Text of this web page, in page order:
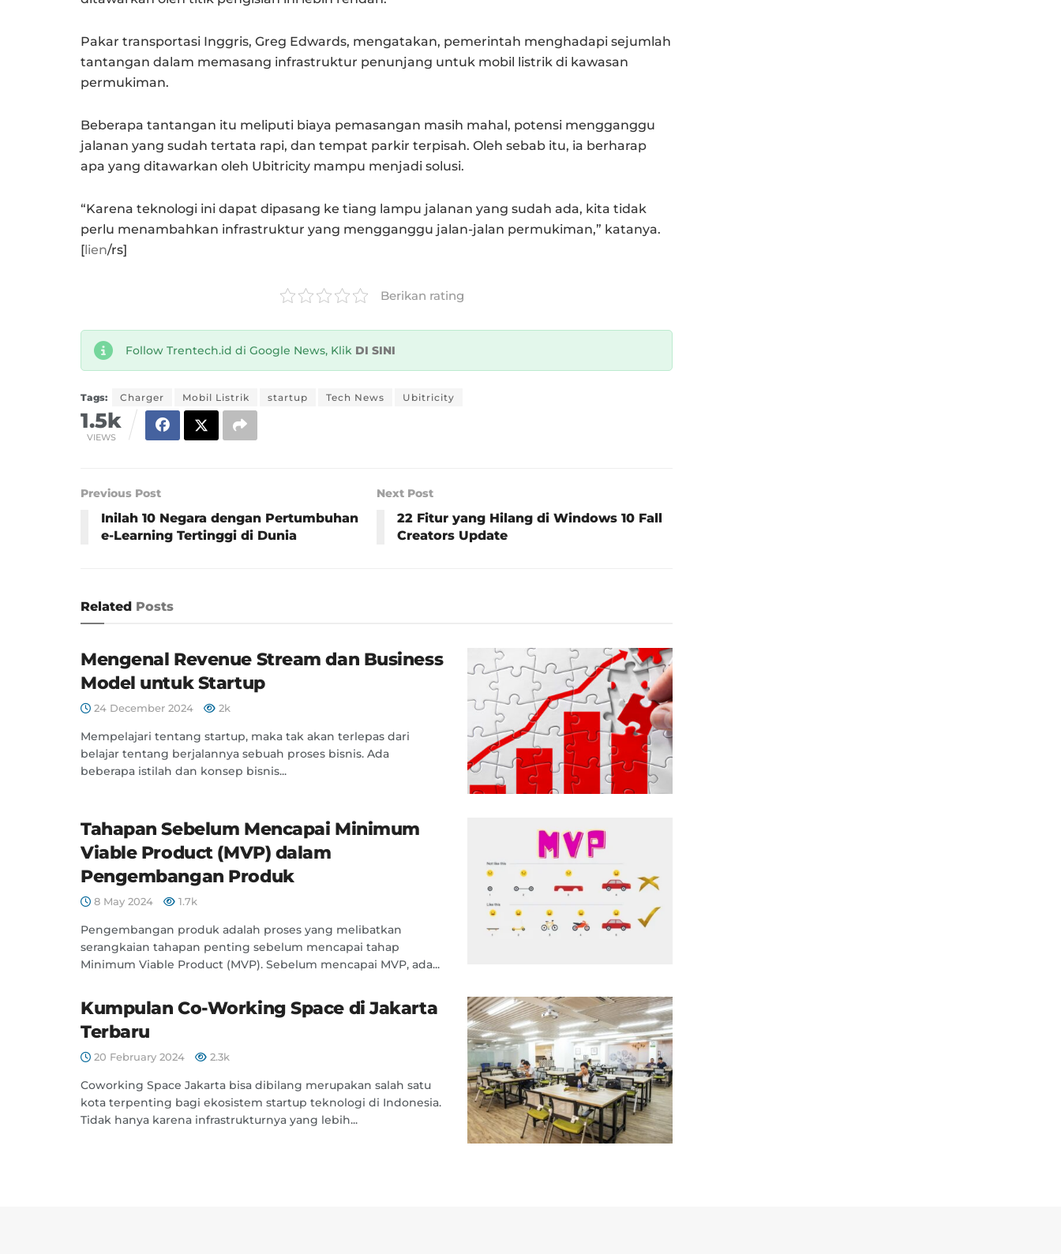
Pakar transportasi Inggris, Greg Edwards, mengatakan, pemerintah menghadapi sejumlah
tantangan dalam memasang infrastruktur penunjang untuk mobil listrik di kawasan
permukiman.
Beberapa tantangan itu meliputi biaya pemasangan masih mahal, potensi mengganggu
jalanan yang sudah tertata rapi, dan tempat parkir terpisah. Oleh sebab itu, ia berharap
apa yang ditawarkan oleh Ubitricity mampu menjadi solusi.
“Karena teknologi ini dapat dipasang ke tiang lampu jalanan yang sudah ada, kita tidak
perlu menambahkan infrastruktur yang mengganggu jalan-jalan permukiman,” katanya.
[lien/rs]
Berikan rating
Follow Trentech.id di Google News, Klik DI SINI
Tags: Charger Mobil Listrik startup Tech News Ubitricity
1.5k
VIEWS
Previous Post
Inilah 10 Negara dengan Pertumbuhan
e-Learning Tertinggi di Dunia
Next Post
22 Fitur yang Hilang di Windows 10 Fall
Creators Update
Related Posts
Mengenal Revenue Stream dan Business
Model untuk Startup
24 December 2024 2k
Mempelajari tentang startup, maka tak akan terlepas dari
belajar tentang berjalannya sebuah proses bisnis. Ada
beberapa istilah dan konsep bisnis...
Tahapan Sebelum Mencapai Minimum
Viable Product (MVP) dalam
Pengembangan Produk
8 May 2024 1.7k
Pengembangan produk adalah proses yang melibatkan
serangkaian tahapan penting sebelum mencapai tahap
Minimum Viable Product (MVP). Sebelum mencapai MVP, ada...
Kumpulan Co-Working Space di Jakarta
Terbaru
20 February 2024 2.3k
Coworking Space Jakarta bisa dibilang merupakan salah satu
kota terpenting bagi ekosistem startup teknologi di Indonesia.
Tidak hanya karena infrastrukturnya yang lebih...